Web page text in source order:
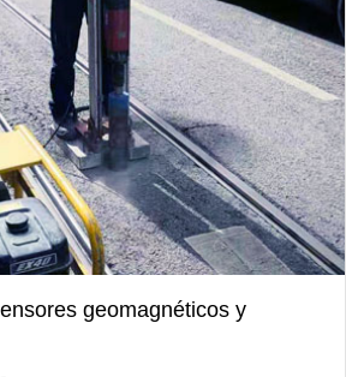
geomagnéticos y